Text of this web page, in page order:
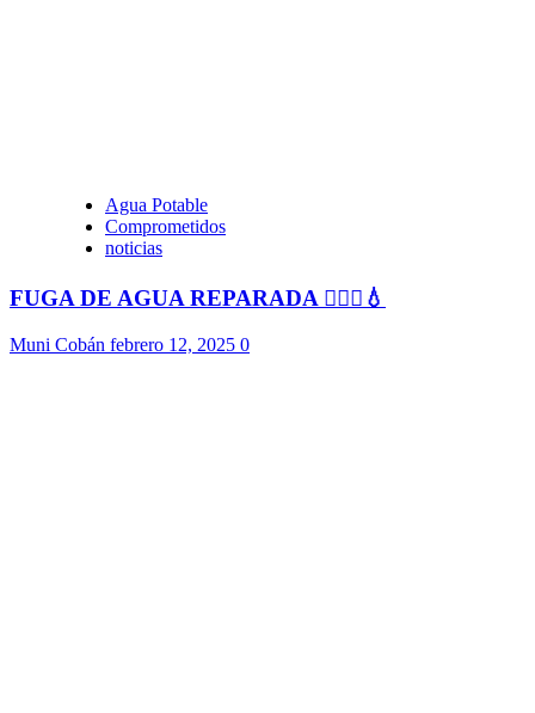
Agua Potable
Comprometidos
noticias
FUGA DE AGUA REPARADA 👷🏻‍♂️💧
Muni Cobán febrero 12, 2025 0